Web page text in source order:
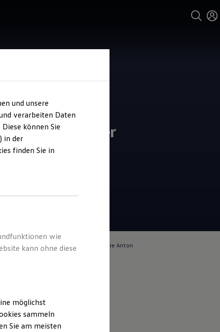
Schmidinger
4.9| 50 Bewertungen
für die Inhalte auf dieser Seite ist die Anton
und unsere
verarbeiten Daten
können Sie
in der
finden Sie in
wie
kann ohne diese
möglichst
sammeln
Sie am meisten